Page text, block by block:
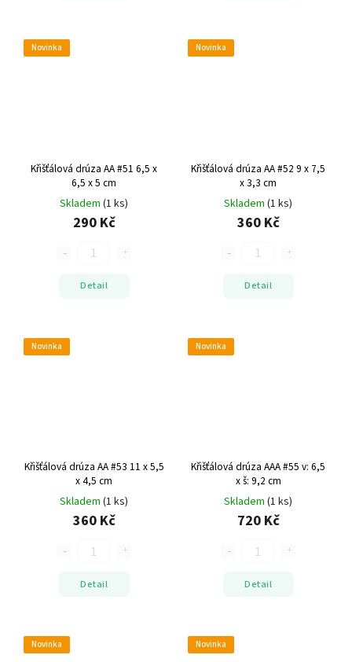
Novinka
Křišťálová drúza AA #51 6,5 x
6,5 x 5 cm
Skladem (1 ks)
290 Kč
Detail
Novinka
Křišťálová drúza AA #52 9 x 7,5
x 3,3 cm
Skladem (1 ks)
360 Kč
Detail
Novinka
Křišťálová drúza AA #53 11 x 5,5
x 4,5 cm
Skladem (1 ks)
360 Kč
Detail
Novinka
Křišťálová drúza AAA #55 v: 6,5
x š: 9,2 cm
Skladem (1 ks)
720 Kč
Detail
Novinka Novinka